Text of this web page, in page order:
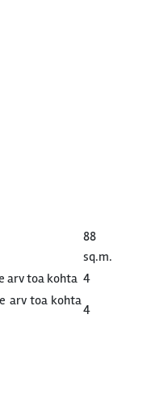
88
sq.m.
arv toa kohta 4
arv toa kohta
4